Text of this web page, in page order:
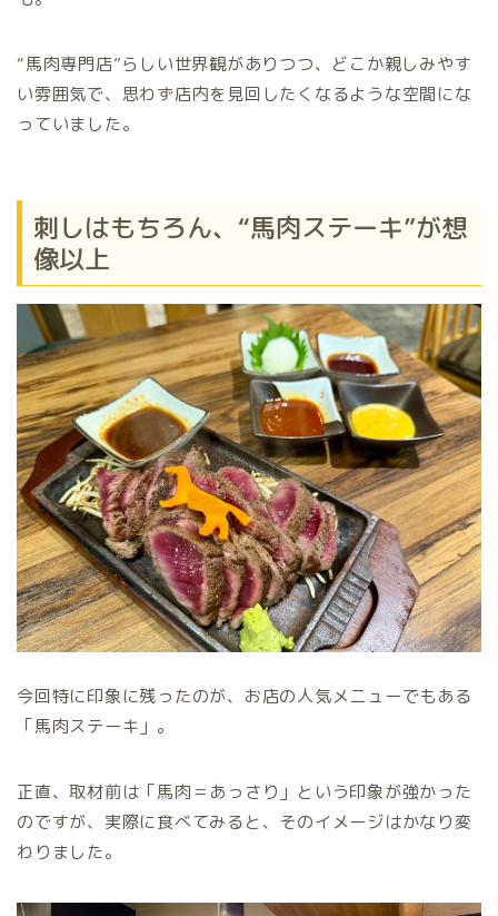
“馬肉専門店”らしい世界観がありつつ、どこか親しみやす
い雰囲気で、思わず店内を見回したくなるような空間にな
っていました。
刺しはもちろん、“馬肉ステーキ”が想
像以上
今回特に印象に残ったのが、お店の人気メニューでもある
「馬肉ステーキ」。
正直、取材前は「馬肉＝あっさり」という印象が強かった
のですが、実際に食べてみると、そのイメージはかなり変
わりました。